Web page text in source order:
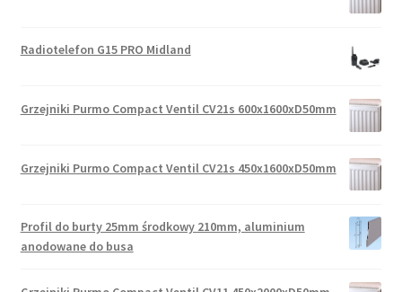
Radiotelefon G15 PRO Midland
Grzejniki Purmo Compact Ventil CV21s 600x1600xD50mm
Grzejniki Purmo Compact Ventil CV21s 450x1600xD50mm
Profil do burty 25mm środkowy 210mm, aluminium
anodowane do busa